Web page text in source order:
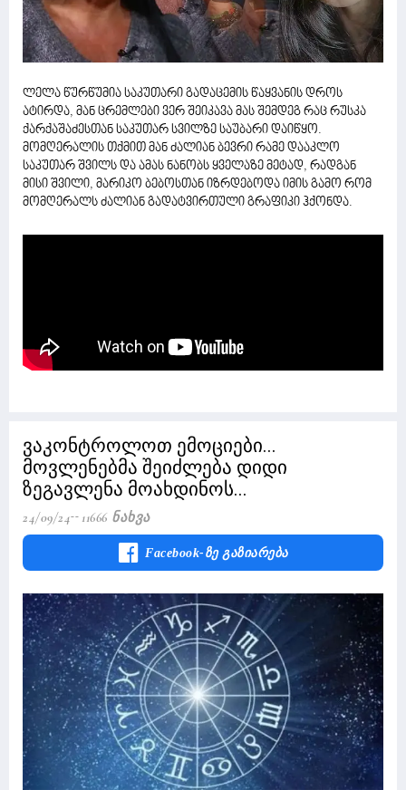
ლელა წურწუმია საკუთარი გადაცემის წაყვანის დროს
ატირდა, მან ცრემლები ვერ შეიკავა მას შემდეგ რაც რუსკა
ქარქაშაძესთან საკუთარ სვილზე საუბარი დაიწყო.
მომღერალის თქმით მან ძალიან ბევრი რამე დააკლო
საკუთარ შვილს და ამას ნანობს ყველაზე მეტად, რადგან
მისი შვილი, მარიკო ბებოსთან იზრდებოდა იმის გამო რომ
მომღერალს ძალიან გადატვირთული გრაფიკი ჰქონდა.
ვაკონტროლოთ ემოციები...
მოვლენებმა შეიძლება დიდი
ზეგავლენა მოახდინოს...
24/09/24 11666 Ნახვა
Facebook-Ზე Გაზიარება